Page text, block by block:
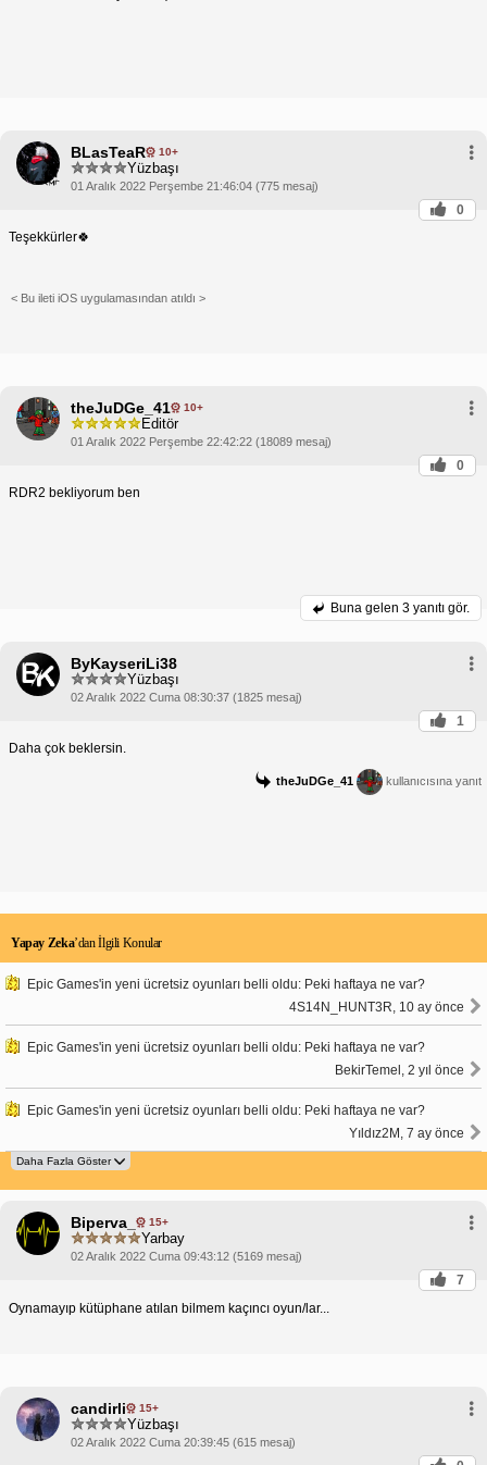
BLasTeaR 10+
Yüzbaşı
01 Aralık 2022 Perşembe 21:46:04 (775 mesaj)
0
Teşekkürler🍀
< Bu ileti iOS uygulamasından atıldı >
theJuDGe_41 10+
Editör
01 Aralık 2022 Perşembe 22:42:22 (18089 mesaj)
0
RDR2 bekliyorum ben
Buna gelen 3 yanıtı gör.
ByKayseriLi38
Yüzbaşı
02 Aralık 2022 Cuma 08:30:37 (1825 mesaj)
1
Daha çok beklersin.
theJuDGe_41 kullanıcısına yanıt
Yapay Zeka’dan İlgili Konular
Epic Games'in yeni ücretsiz oyunları belli oldu: Peki haftaya ne var?
4S14N_HUNT3R, 10 ay önce
Epic Games'in yeni ücretsiz oyunları belli oldu: Peki haftaya ne var?
BekirTemel, 2 yıl önce
Epic Games'in yeni ücretsiz oyunları belli oldu: Peki haftaya ne var?
Yıldız2M, 7 ay önce
Biperva_ 15+
Yarbay
02 Aralık 2022 Cuma 09:43:12 (5169 mesaj)
7
Oynamayıp kütüphane atılan bilmem kaçıncı oyun/lar...
candirli 15+
Yüzbaşı
02 Aralık 2022 Cuma 20:39:45 (615 mesaj)